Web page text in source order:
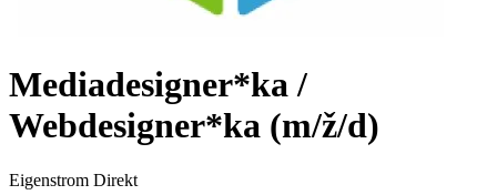
Mediadesigner*ka /
Webdesigner*ka (m/ž/d)
Eigenstrom Direkt